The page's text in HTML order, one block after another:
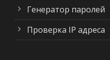
Генератор паролей
Проверка IP адреса